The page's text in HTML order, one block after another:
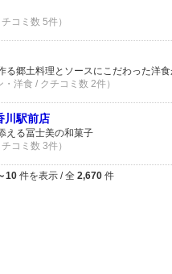
コミ数 5件）
る郷土料理とソースにこだわった洋
・洋食 / クチコミ数 2件）
川駅前店
える冨士美の和菓子
コミ数 3件）
10 件を表示 / 全 2,670 件